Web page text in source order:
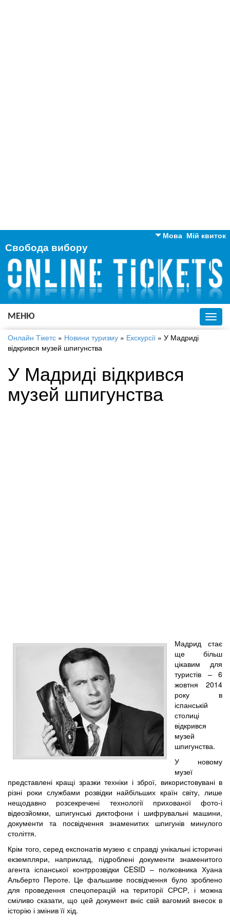
Мій квиток
Мова
Англійська
Російська
Українська
Свобода вибору
МЕНЮ
Онлайн Тікетс » Новини туризму » Екскурсії » У Мадриді
відкрився музей шпигунства
У Мадриді відкрився
музей шпигунства
Мадрид стає
ще більш
цікавим для
туристів – 6
жовтня 2014
року в
іспанській
столиці
відкрився
музей
шпигунства.
У новому
музеї
представлені кращі зразки техніки і зброї, використовувані в
різні роки службами розвідки найбільших країн світу, лише
нещодавно розсекречені технології прихованої фото-і
відеозйомки, шпигунські диктофони і шифрувальні машини,
документи та посвідчення знаменитих шпигунів минулого
століття.
Крім того, серед експонатів музею є справді унікальні історичні
екземпляри, наприклад, підроблені документи знаменитого
агента іспанської контррозвідки CESID – полковника Хуана
Альберто Пероте. Це фальшиве посвідчення було зроблено
для проведення спецоперацій на території СРСР, і можна
сміливо сказати, що цей документ вніс свій вагомий внесок в
історію і змінив її хід.